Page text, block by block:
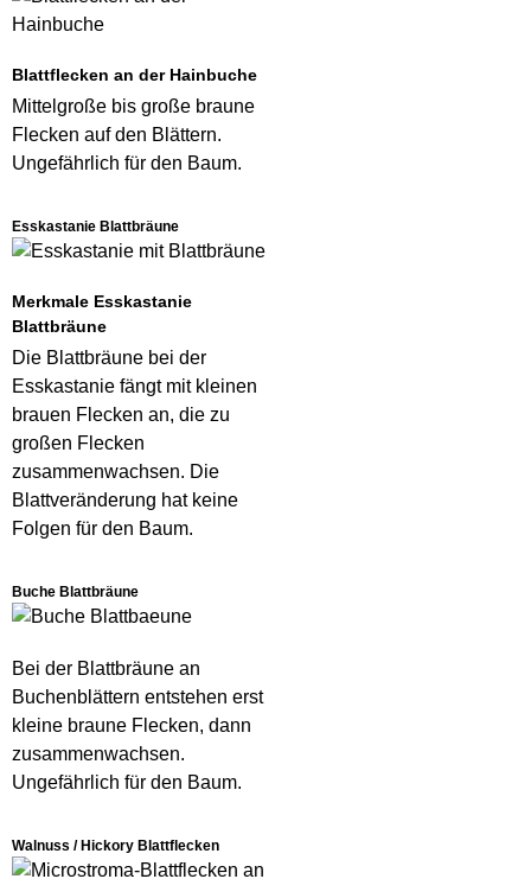
Blattflecken an der Hainbuche
Mittelgroße bis große braune
Flecken auf den Blättern.
Ungefährlich für den Baum.
Esskastanie Blattbräune
Merkmale Esskastanie
Blattbräune
Die Blattbräune bei der
Esskastanie fängt mit kleinen
brauen Flecken an, die zu
großen Flecken
zusammenwachsen. Die
Blattveränderung hat keine
Folgen für den Baum.
Buche Blattbräune
Bei der Blattbräune an
Buchenblättern entstehen erst
kleine braune Flecken, dann
zusammenwachsen.
Ungefährlich für den Baum.
Walnuss / Hickory Blattflecken